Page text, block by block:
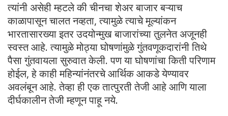
त्यांनी असेही म्हटले की चीनचा शेअर बाजार बऱ्याच
काळापासून चालत नव्हता, त्यामुळे त्याचे मूल्यांकन
भारतासारख्या इतर उदयोन्मुख बाजारांच्या तुलनेत अजूनही
स्वस्त आहे. त्यामुळे मोठ्या घोषणांमुळे गुंतवणूकदारांनी तिथे
पैसा गुंतवायला सुरुवात केली. पण या घोषणांचा किती परिणाम
होईल, हे काही महिन्यांनंतरचे आर्थिक आकडे येण्यावर
अवलंबून आहे. तेव्हा ही एक तात्पुरती तेजी आहे आणि याला
दीर्घकालीन तेजी म्हणून पाहू नये.